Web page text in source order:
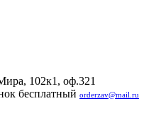
102к1, оф.321
бесплатный orderzav@mail.ru